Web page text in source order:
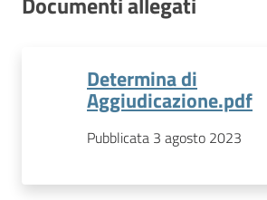
Determina di
Aggiudicazione.pdf
Pubblicata 3 agosto 2023